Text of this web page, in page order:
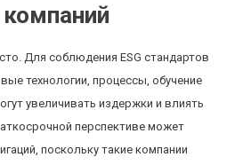
Для соблюдения ESG стандартов
технологии, процессы, обучение
увеличивать издержки и влиять
перспективе может
поскольку такие компании